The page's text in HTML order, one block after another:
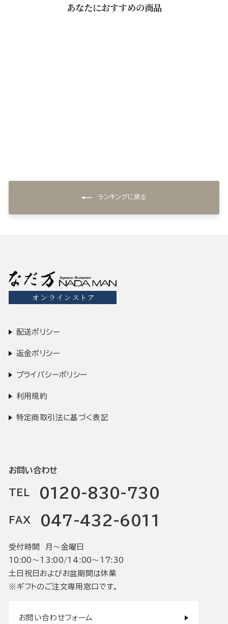
あなたにおすすめの商品
ランキングに戻る
配送ポリシー
返金ポリシー
プライバシーポリシー
利用規約
特定商取引法に基づく表記
お問い合わせ
TEL 0120-830-730
FAX 047-432-6011
受付時間 月〜金曜日
10:00〜13:00/14:00〜17:30
土日祝日およびお盆期間は休業
※ギフトのご注文専用窓口です。
お問い合わせフォーム